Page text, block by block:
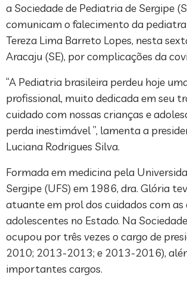
a Sociedade de Pediatria de Sergipe
comunicam o falecimento da
Tereza Lima Barreto Lopes, nesta
Aracaju (SE), por complicações da
“A Pediatria brasileira perdeu hoje
profissional, muito dedicada em seu
cuidado com nossas crianças e
perda inestimável ”, lamenta a
Luciana Rodrigues Silva.
Formada em medicina pela
Sergipe (UFS) em 1986, dra. Glória
atuante em prol dos cuidados com as
adolescentes no Estado. Na
ocupou por três vezes o cargo de
2010; 2013-2013; e 2013-2016),
importantes cargos.